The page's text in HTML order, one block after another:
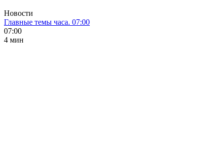
Новости
Главные темы часа. 07:00
07:00
4 мин